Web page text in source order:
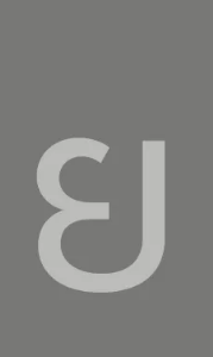
นวดา
Looped Regular Italic
นวดา